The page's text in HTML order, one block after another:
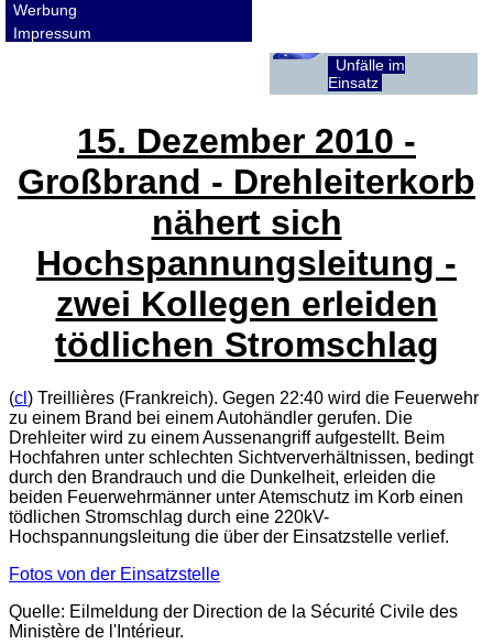
Werbung
Impressum
Unfälle im
Einsatz
15. Dezember 2010 -
Großbrand - Drehleiterkorb
nähert sich
Hochspannungsleitung -
zwei Kollegen erleiden
tödlichen Stromschlag
(cl ) Treillières (Frankreich). Gegen 22:40 wird die Feuerwehr
zu einem Brand bei einem Autohändler gerufen. Die
Drehleiter wird zu einem Aussenangriff aufgestellt. Beim
Hochfahren unter schlechten Sichtververhältnissen, bedingt
durch den Brandrauch und die Dunkelheit, erleiden die
beiden Feuerwehrmänner unter Atemschutz im Korb einen
tödlichen Stromschlag durch eine 220kV-
Hochspannungsleitung die über der Einsatzstelle verlief.
Fotos von der Einsatzstelle
Quelle: Eilmeldung der Direction de la Sécurité Civile des
Ministère de l'Intérieur.